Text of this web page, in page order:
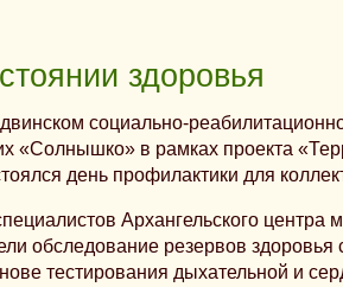
здоровья
социально-
«Солнышко» в рамках проекта
день профилактики для
Архангельского центра
обследование резервов здоровья
тестирования дыхательной и